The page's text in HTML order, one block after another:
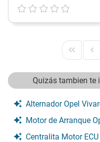
Quizás tambien te
Alternador Opel
Motor de Arranque
Centralita Motor